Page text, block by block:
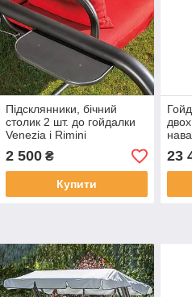
Підсклянники, бічний
столик 2 шт. до гойдалки
Venezia і Rimini
2 500₴
Купити
23